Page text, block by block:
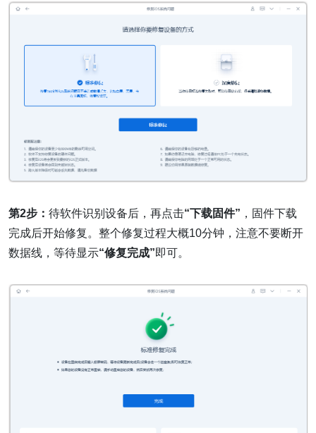
第2步： 待软件识别设备后，再点击“下载固件” ，固件下载
完成后开始修复。整个修复过程大概10分钟，注意不要断开
数据线，等待显示“修复完成”即可。